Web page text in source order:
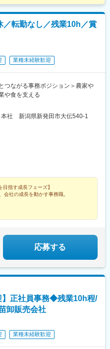
／転勤なし／残業10h／賞
業種未経験歓迎
つながる事務ポジション＞農家や
や食を支える
本社 新潟県新発田市大伝540-1
目指す成長フェーズ】
会社の成長を動かす事務職。
応募する
】正社員事務◆残業10h程/
卸販売会社
業種未経験歓迎